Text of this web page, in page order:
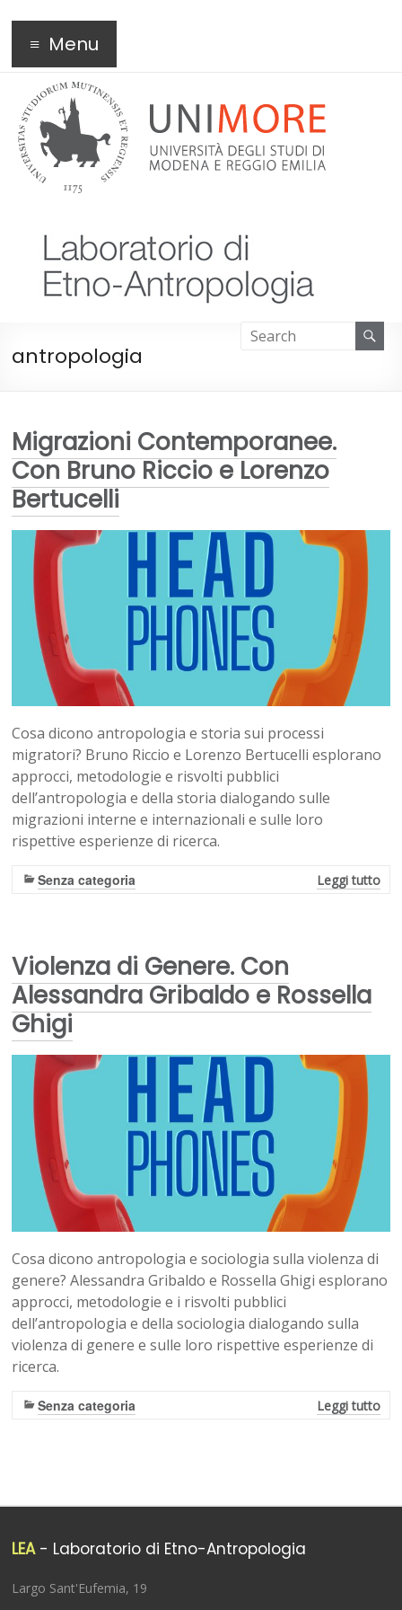
Laboratorio di
Menu
antropologia
Migrazioni Contemporanee.
Con Bruno Riccio e Lorenzo
Bertucelli
Cosa dicono antropologia e storia sui processi
migratori? Bruno Riccio e Lorenzo Bertucelli esplorano
approcci, metodologie e risvolti pubblici
dell’antropologia e della storia dialogando sulle
migrazioni interne e internazionali e sulle loro
rispettive esperienze di ricerca.
Senza categoria Leggi tutto
Violenza di Genere. Con
Alessandra Gribaldo e Rossella
Ghigi
Cosa dicono antropologia e sociologia sulla violenza di
genere? Alessandra Gribaldo e Rossella Ghigi esplorano
approcci, metodologie e i risvolti pubblici
dell’antropologia e della sociologia dialogando sulla
violenza di genere e sulle loro rispettive esperienze di
ricerca.
Senza categoria Leggi tutto
LEA - Laboratorio di Etno-Antropologia
Largo Sant'Eufemia, 19